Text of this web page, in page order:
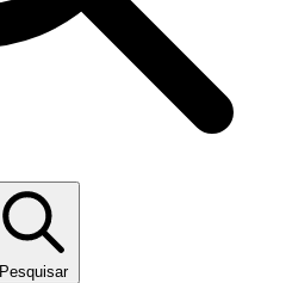
Pesquisar